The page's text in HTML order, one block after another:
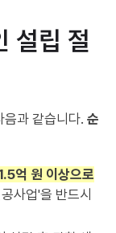
설립 절
음과 같습니다. 순
억 원 이상으로
사업'을 반드시